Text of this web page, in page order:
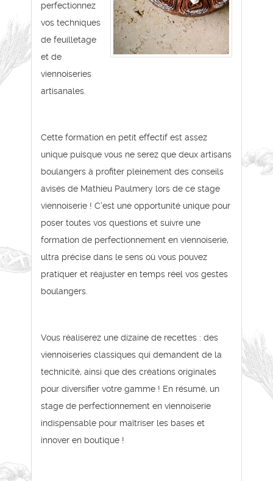
perfectionnez
vos techniques
de feuilletage
et de
viennoiseries
artisanales.
Cette formation en petit effectif est assez
unique puisque vous ne serez que deux artisans
boulangers à profiter pleinement des conseils
avisés de Mathieu Paulmery lors de ce stage
viennoiserie ! C'est une opportunité unique pour
poser toutes vos questions et suivre une
formation de perfectionnement en viennoiserie,
ultra précise dans le sens où vous pouvez
pratiquer et réajuster en temps réel vos gestes
boulangers.
Vous réaliserez une dizaine de recettes : des
viennoiseries classiques qui demandent de la
technicité, ainsi que des créations originales
pour diversifier votre gamme ! En résumé, un
stage de perfectionnement en viennoiserie
indispensable pour maîtriser les bases et
innover en boutique !